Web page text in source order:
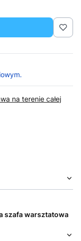
na terenie całej
szafa warsztatowa